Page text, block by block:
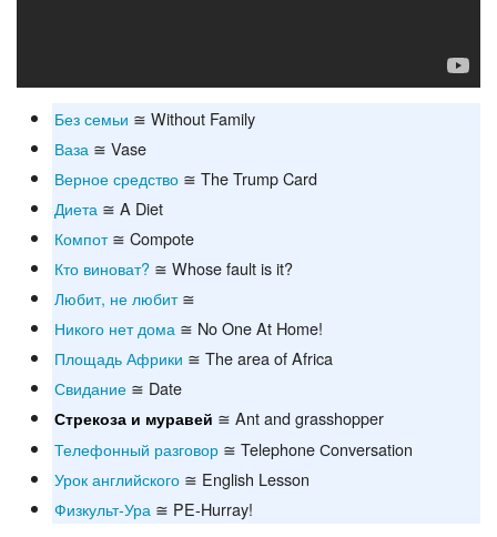
Без семьи ≅ Without Family
Ваза ≅ Vase
Верное средство ≅ The Trump Card
Диета ≅ A Diet
Компот≅ Compote
Кто виноват? ≅ Whose fault is it?
Любит, не любит≅
Никого нет дома ≅ No One At Home!
Площадь Африки ≅ The area of Africa
Свидание ≅ Date
Стрекоза и муравей ≅ Ant and grasshopper
Телефонный разговор ≅ Telephone Сonversation
Урок английского ≅ English Lesson
Физкульт-Ура ≅ PE-Hurray!